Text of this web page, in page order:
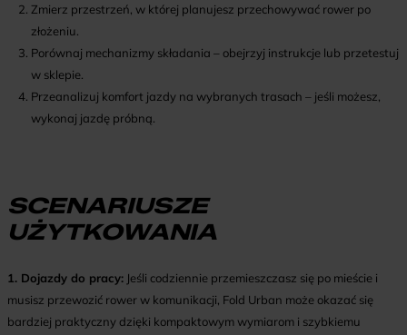
Zmierz przestrzeń, w której planujesz przechowywać rower po
złożeniu.
Porównaj mechanizmy składania – obejrzyj instrukcje lub przetestuj
w sklepie.
Przeanalizuj komfort jazdy na wybranych trasach – jeśli możesz,
wykonaj jazdę próbną.
SCENARIUSZE
UŻYTKOWANIA
1. Dojazdy do pracy: Jeśli codziennie przemieszczasz się po mieście i
musisz przewozić rower w komunikacji, Fold Urban może okazać się
bardziej praktyczny dzięki kompaktowym wymiarom i szybkiemu